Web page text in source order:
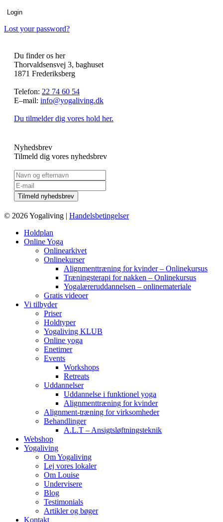
Login
Lost your password?
Du finder os her
Thorvaldsensvej 3, baghuset
1871 Frederiksberg
Telefon: 22 74 60 54
E–mail: info@yogaliving.dk
Du tilmelder dig vores hold her.
Nyhedsbrev
Tilmeld dig vores nyhedsbrev
© 2026 Yogaliving | Handelsbetingelser
Holdplan
Online Yoga
Onlinearkivet
Onlinekurser
Alignmenttræning for kvinder – Onlinekursus
Træningsterapi for nakken – Onlinekursus
Yogalæreruddannelsen – onlinemateriale
Gratis videoer
Vi tilbyder
Priser
Holdtyper
Yogaliving KLUB
Online yoga
Enetimer
Events
Workshops
Retreats
Uddannelser
Uddannelse i funktionel yoga
Alignmenttræning for kvinder
Alignment-træning for virksomheder
Behandlinger
A.L.T – Ansigtsløftningsteknik
Webshop
Yogaliving
Om Yogaliving
Lej vores lokaler
Om Louise
Undervisere
Blog
Testimonials
Artikler og bøger
Kontakt